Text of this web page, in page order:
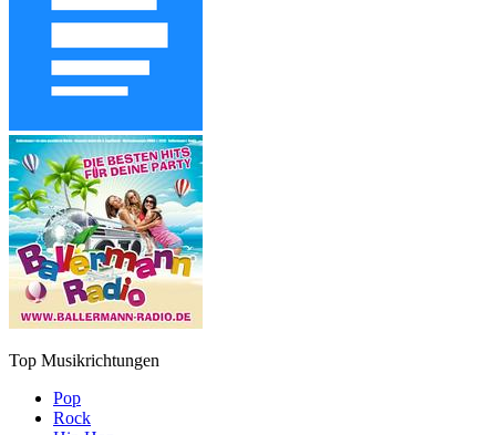
Top Musikrichtungen
Pop
Rock